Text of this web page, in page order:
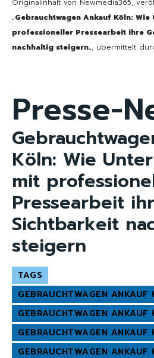
Originalinhalt von Newmedia365,
„Gebrauchtwagen Ankauf Köln: Wie
professioneller Pressearbeit ihre
nachhaltig steigern„, übermittelt
Presse-
Köln: Wie
mit
Pressearbeit
Sichtbarkeit
steigern
TAGS
GEBRAUCHTWAGEN ANKAUF
GEBRAUCHTWAGEN ANKAUF
GEBRAUCHTWAGEN ANKAUF
GEBRAUCHTWAGEN ANKAUF